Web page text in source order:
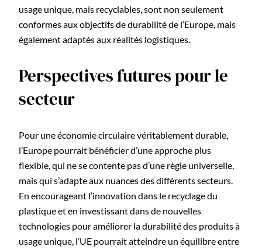
usage unique, mais recyclables, sont non seulement
conformes aux objectifs de durabilité de l’Europe, mais
également adaptés aux réalités logistiques.
Perspectives futures pour le
secteur
Pour une économie circulaire véritablement durable,
l’Europe pourrait bénéficier d’une approche plus
flexible, qui ne se contente pas d’une règle universelle,
mais qui s’adapte aux nuances des différents secteurs.
En encourageant l’innovation dans le recyclage du
plastique et en investissant dans de nouvelles
technologies pour améliorer la durabilité des produits à
usage unique, l’UE pourrait atteindre un équilibre entre